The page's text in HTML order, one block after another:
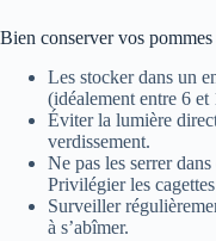
Bien conserver vos pommes
Les stocker dans un
(idéalement entre 6 et
Éviter la lumière
verdissement.
Ne pas les serrer
Privilégier les
Surveiller
à s’abîmer.